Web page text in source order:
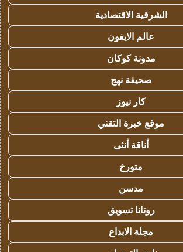
الشرقية الاقتصادية
عالم الايفون
مدونة كوكان
صحيفة نهج
كار نيوز
موقع خبرة التقني
أناقة أنثى
متورخ
مدسن
روتانا تسويق
مجلة الابداع